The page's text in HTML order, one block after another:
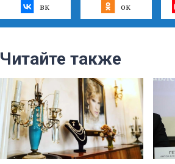
вк ок
Читайте также